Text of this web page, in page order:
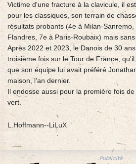
Victime d'une fracture à la clavicule, il
pour les classiques, son terrain de
résultats probants (4e à Milan-Sanremo,
Flandres, 7e à Paris-Roubaix) mais sans
Après 2022 et 2023, le Danois de 30
troisième fois sur le Tour de France,
que son équipe lui avait préféré
maison, l'an dernier.
Il endosse aussi pour la première fois
vert.
L.Hoffmann--LiLuX
Publicité